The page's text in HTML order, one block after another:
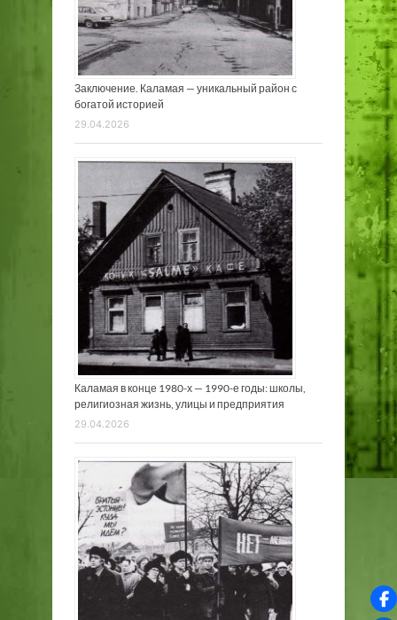
Заключение. Каламая — уникальный район с
богатой историей
29.04.2026
Каламая в конце 1980-х — 1990-е годы: школы,
религиозная жизнь, улицы и предприятия
29.04.2026